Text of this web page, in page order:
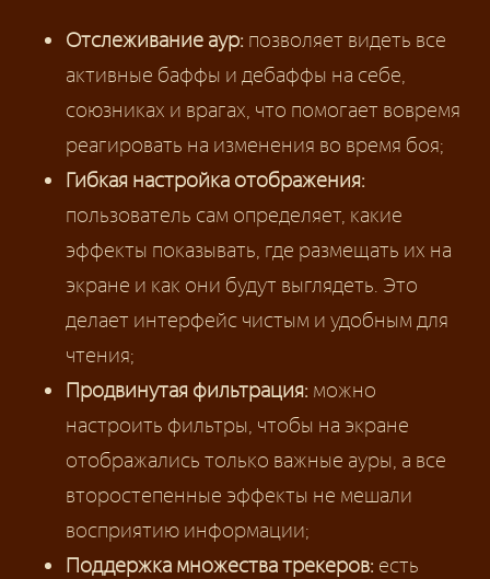
Отслеживание аур: позволяет видеть все
активные баффы и дебаффы на себе,
союзниках и врагах, что помогает вовремя
реагировать на изменения во время боя;
Гибкая настройка отображения:
пользователь сам определяет, какие
эффекты показывать, где размещать их на
экране и как они будут выглядеть. Это
делает интерфейс чистым и удобным для
чтения;
Продвинутая фильтрация: можно
настроить фильтры, чтобы на экране
отображались только важные ауры, а все
второстепенные эффекты не мешали
восприятию информации;
Поддержка множества трекеров: есть